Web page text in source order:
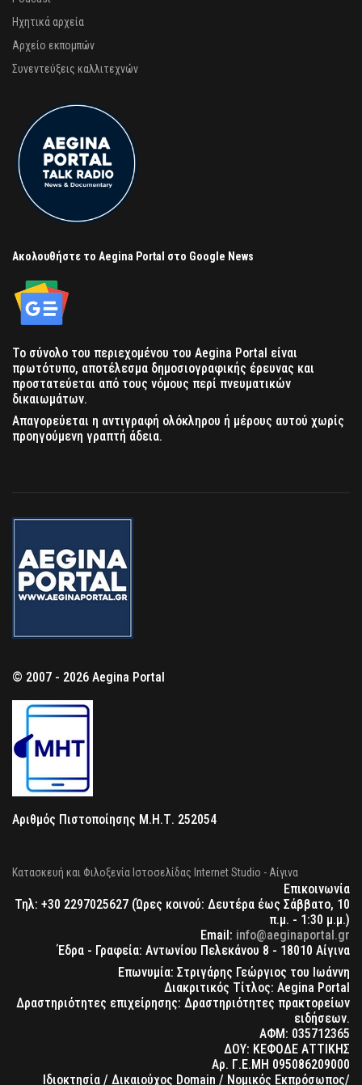
Ηχητικά αρχεία
Αρχείο εκπομπών
Συνεντεύξεις καλλιτεχνών
Ακολουθήστε το Aegina Portal στο Google News
Το σύνολο του περιεχομένου του Aegina Portal είναι
πρωτότυπο, αποτέλεσμα δημοσιογραφικής έρευνας και
προστατεύεται από τους νόμους περί πνευματικών
δικαιωμάτων.
Απαγορεύεται η αντιγραφή ολόκληρου ή μέρους αυτού χωρίς
προηγούμενη γραπτή άδεια.
© 2007 - 2026 Aegina Portal
Αριθμός Πιστοποίησης Μ.Η.Τ. 252054
Κατασκευή και Φιλοξενία Ιστοσελίδας Internet Studio - Αίγινα
Επικοινωνία
Τηλ: +30 2297025627 (Ώρες κοινού: Δευτέρα έως Σάββατο, 10
π.μ. - 1:30 μ.μ.)
Email: info@aeginaportal.gr
Έδρα - Γραφεία: Αντωνίου Πελεκάνου 8 - 18010 Αίγινα
Επωνυμία: Στριγάρης Γεώργιος του Ιωάννη
Διακριτικός Τίτλος: Aegina Portal
Δραστηριότητες επιχείρησης: Δραστηριότητες πρακτορείων
ειδήσεων.
ΑΦΜ: 035712365
ΔΟΥ: ΚΕΦΟΔΕ ΑΤΤΙΚΗΣ
Αρ. Γ.Ε.ΜΗ 095086209000
Ιδιοκτησία / Δικαιούχος Domain / Νομικός Εκπρόσωπος/